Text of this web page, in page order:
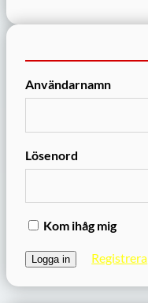
Användarnamn
Lösenord
Kom ihåg mig
Registrera